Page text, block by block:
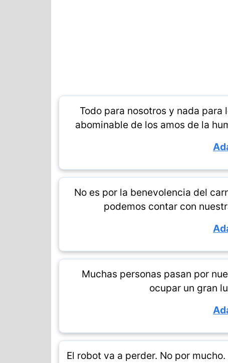
Todo para nosotros y nada
abominable de los amos de la
No es por la benevolencia del
podemos contar con
Muchas personas pasan por
ocupar un gran
El robot va a perder. No por